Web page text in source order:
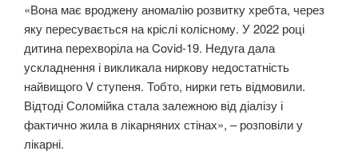
«Вона має вроджену аномалію розвитку хребта, через
яку пересувається на кріслі колісному. У 2022 році
дитина перехворіла на Covid-19. Недуга дала
ускладнення і викликала ниркову недостатність
найвищого V ступеня. Тобто, нирки геть відмовили.
Відтоді Соломійка стала залежною від діалізу і
фактично жила в лікарняних стінах», – розповіли у
лікарні.